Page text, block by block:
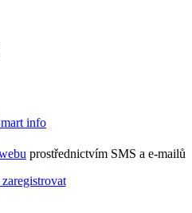
prostřednictvím SMS a e-mailů